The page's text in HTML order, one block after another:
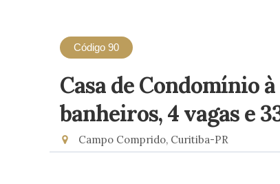
Código 90
Casa de Condomínio
banheiros, 4 vagas e
Campo Comprido, Curitiba-PR